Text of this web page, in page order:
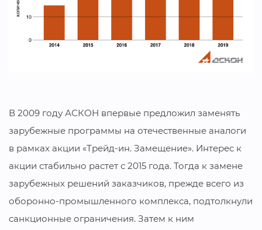
В 2009 году АСКОН впервые предложил заменять
зарубежные программы на отечественные аналоги
в рамках акции «Трейд-ин. Замещение». Интерес к
акции стабильно растет с 2015 года. Тогда к замене
зарубежных решений заказчиков, прежде всего из
оборонно-промышленного комплекса, подтолкнули
санкционные ограничения. Затем к ним